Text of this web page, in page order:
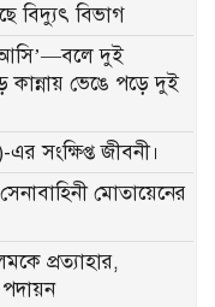
বিদ্যুৎ বিভাগ
আসি’—বলে দুই
কান্নায় ভেঙে পড়ে দুই
সংক্ষিপ্ত জীবনী।
মোতায়েনের
প্রত্যাহার,
পদায়ন